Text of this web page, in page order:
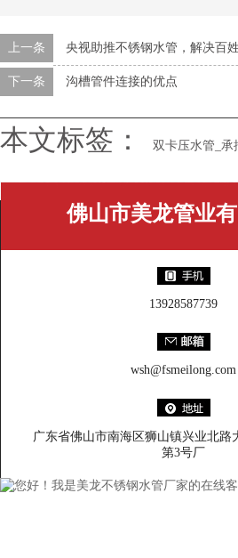
上一条 央视助推不锈钢水管，解决百
下一条 沟槽管件连接的优点
本文标签： 双卡压水管_承
佛山市美龙管业有
13928587739
wsh@fsmeilong.com
广东省佛山市南海区狮山镇兴业北路
第3号厂